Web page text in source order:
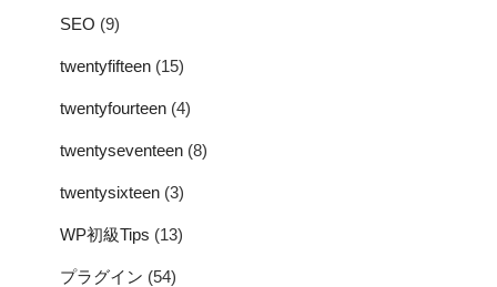
SEO (9)
twentyfifteen (15)
twentyfourteen (4)
twentyseventeen (8)
twentysixteen (3)
WP初級Tips (13)
プラグイン (54)